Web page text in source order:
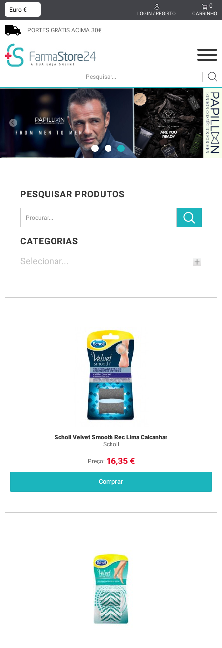
LOGIN / REGISTO CARRINHO
0
PORTES GRÁTIS ACIMA 30€
PESQUISAR PRODUTOS
CATEGORIAS
Selecionar...
Scholl Velvet Smooth Rec Lima Calcanhar
Scholl
Preço: 16,35 €
Comprar
x
MAMÃ E BEBÉ
SUPLEMENTOS
CABELO
HIGIENE ORAL
SEXUALIDADE
BEM-ESTAR
MEDICAMENTOS